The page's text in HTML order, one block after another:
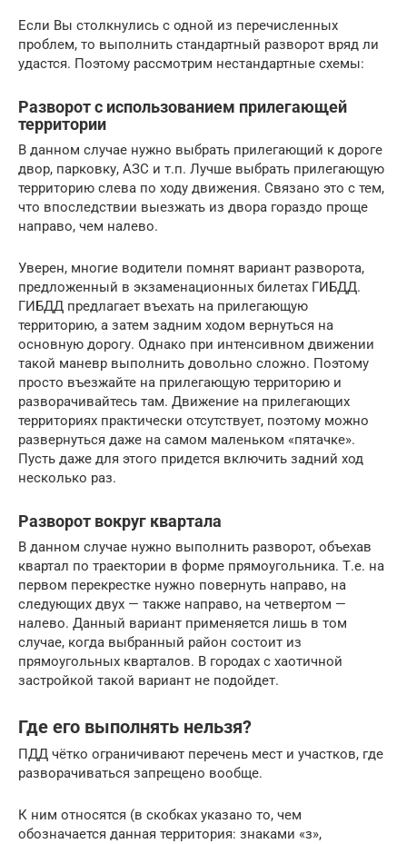
Если Вы столкнулись с одной из перечисленных
проблем, то выполнить стандартный разворот вряд ли
удастся. Поэтому рассмотрим нестандартные схемы:
Разворот с использованием прилегающей
территории
В данном случае нужно выбрать прилегающий к дороге
двор, парковку, АЗС и т.п. Лучше выбрать прилегающую
территорию слева по ходу движения. Связано это с тем,
что впоследствии выезжать из двора гораздо проще
направо, чем налево.
Уверен, многие водители помнят вариант разворота,
предложенный в экзаменационных билетах ГИБДД.
ГИБДД предлагает въехать на прилегающую
территорию, а затем задним ходом вернуться на
основную дорогу. Однако при интенсивном движении
такой маневр выполнить довольно сложно. Поэтому
просто въезжайте на прилегающую территорию и
разворачивайтесь там. Движение на прилегающих
территориях практически отсутствует, поэтому можно
развернуться даже на самом маленьком «пятачке».
Пусть даже для этого придется включить задний ход
несколько раз.
Разворот вокруг квартала
В данном случае нужно выполнить разворот, объехав
квартал по траектории в форме прямоугольника. Т.е. на
первом перекрестке нужно повернуть направо, на
следующих двух — также направо, на четвертом —
налево. Данный вариант применяется лишь в том
случае, когда выбранный район состоит из
прямоугольных кварталов. В городах с хаотичной
застройкой такой вариант не подойдет.
Где его выполнять нельзя?
ПДД чётко ограничивают перечень мест и участков, где
разворачиваться запрещено вообще.
К ним относятся (в скобках указано то, чем
обозначается данная территория: знаками «з»,